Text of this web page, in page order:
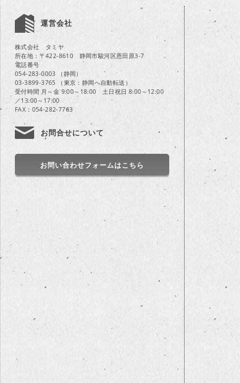
運営会社
株式会社 タミヤ
所在地：〒422-8610 静岡市駿河区恩田原3-7
電話番号
054-283-0003 （静岡）
03-3899-3765 （東京：静岡へ自動転送）
受付時間 月～金 9:00～18:00 土日祝日 8:00～12:00
／13:00～17:00
FAX：054-282-7763
お問合せについて
お問い合わせフォームはこちら